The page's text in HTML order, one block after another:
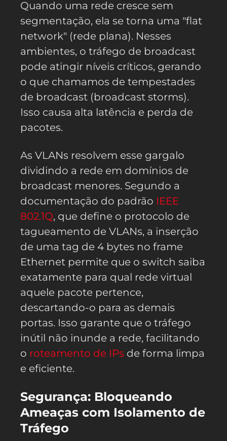
Quando uma rede cresce sem
segmentação, ela se torna uma "flat
network" (rede plana). Nesses
ambientes, o tráfego de broadcast
pode atingir níveis críticos, gerando
o que chamamos de tempestades
de broadcast (broadcast storms).
Isso causa alta latência e perda de
pacotes.
As VLANs resolvem esse gargalo
dividindo a rede em domínios de
broadcast menores. Segundo a
documentação do padrão IEEE
802.1Q, que define o protocolo de
tagueamento de VLANs, a inserção
de uma tag de 4 bytes no frame
Ethernet permite que o switch saiba
exatamente para qual rede virtual
aquele pacote pertence,
descartando-o para as demais
portas. Isso garante que o tráfego
inútil não inunde a rede, facilitando
o roteamento de IPs de forma limpa
e eficiente.
Segurança: Bloqueando
Ameaças com Isolamento de
Tráfego